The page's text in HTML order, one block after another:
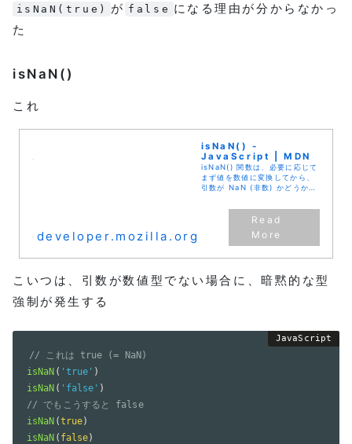
isNaN(true) が false になる理由が分からなかっ
た
isNaN()
これ
isNaN() -
JavaScript | MDN
isNaN() 関数は、必要に応じて
まず値を数値に変換してから、
引数が NaN (非数) かどうかを
の型変換は予想外の結果になる
ことがあるため、
developer.mozilla.org
こいつは、引数が数値型でない場合に、暗黙的な型
強制が発生する
// これは true (= NaN)
isNaN ( 'true' )
isNaN ( 'false' )
// でもこうすると false
isNaN (true)
isNaN ( false)